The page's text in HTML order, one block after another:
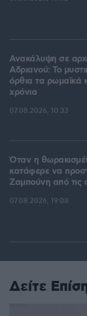
Ανακάλυψη σε
Αδριανού: Το
όρθια τα ρωμαϊκά
χρόνια
07.08.2026, 10:33
Όταν η
κατάφερε να
Ζαμπούνη από τις
07.08.2026, 19:08
Δείτε